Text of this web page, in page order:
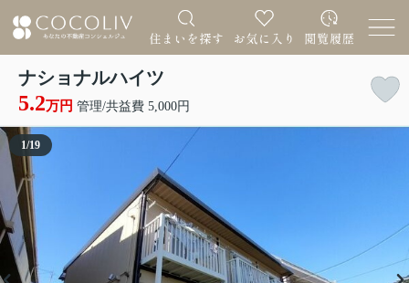
ナショナルハイツ
5.2万円 管理/共益費 5,000円
1/19